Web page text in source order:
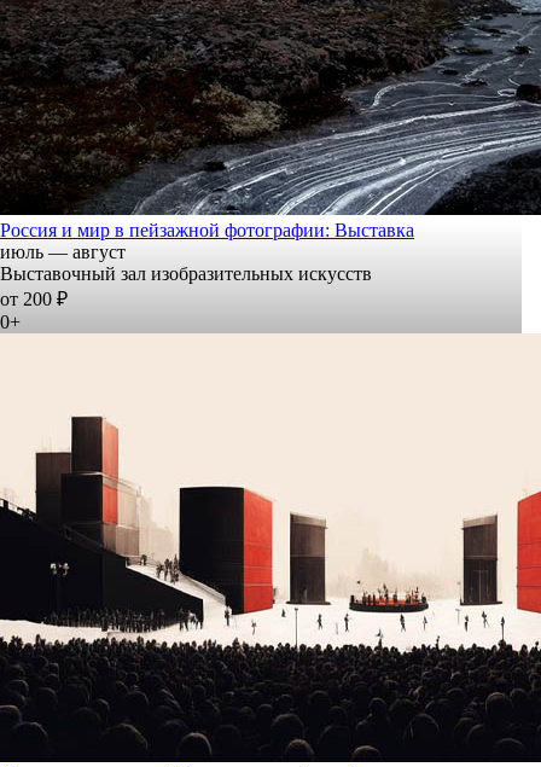
Россия и мир в пейзажной фотографии: Выставка
июль — август
Выставочный зал изобразительных искусств
от 200 ₽
0+